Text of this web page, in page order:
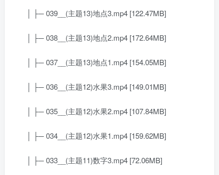
│ ├─ 039__(主题13)地点3.mp4 [122.47MB]
│ ├─ 038__(主题13)地点2.mp4 [172.64MB]
│ ├─ 037__(主题13)地点1.mp4 [154.05MB]
│ ├─ 036__(主题12)水果3.mp4 [149.01MB]
│ ├─ 035__(主题12)水果2.mp4 [107.84MB]
│ ├─ 034__(主题12)水果1.mp4 [159.62MB]
│ ├─ 033__(主题11)数字3.mp4 [72.06MB]